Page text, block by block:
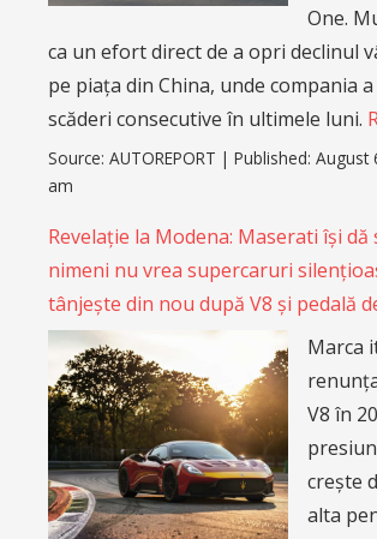
One.
ca un efort direct de a opri declinul
pe piața din China, unde compania
scăderi consecutive în ultimele luni.
Source: AUTOREPORT | Published: August
am
Revelație la Modena: Maserati își dă
nimeni nu vrea supercaruri
tânjește din nou după V8 și pedală
Marca
V8 în
crește
alta